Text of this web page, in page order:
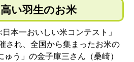
い羽生のお米
本一おいしい米コンテスト」
され、全国から集まったお米の
う」の金子庫三さん（桑崎）